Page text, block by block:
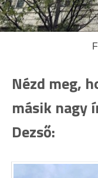
Nézd meg,
másik nagy
Dezső: